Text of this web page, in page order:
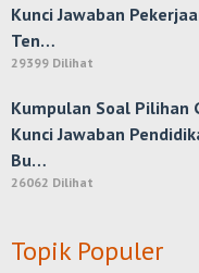
Kunci Jawaban
Ten…
29399 Dilihat
Kumpulan Soal Pilihan
Kunci Jawaban
Bu…
26062 Dilihat
Topik Populer